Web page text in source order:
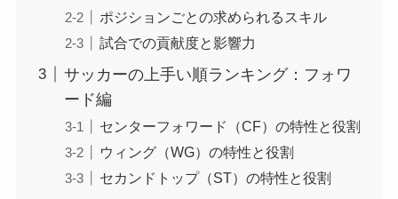
ポジションごとの求められるスキル
試合での貢献度と影響力
サッカーの上手い順ランキング：フォワ
ード編
センターフォワード（CF）の特性と役割
ウィング（WG）の特性と役割
セカンドトップ（ST）の特性と役割